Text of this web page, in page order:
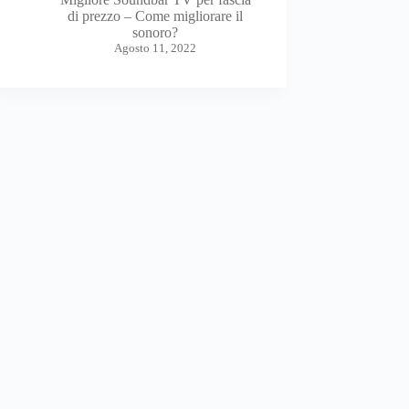
di prezzo – Come migliorare il
sonoro?
Agosto 11, 2022